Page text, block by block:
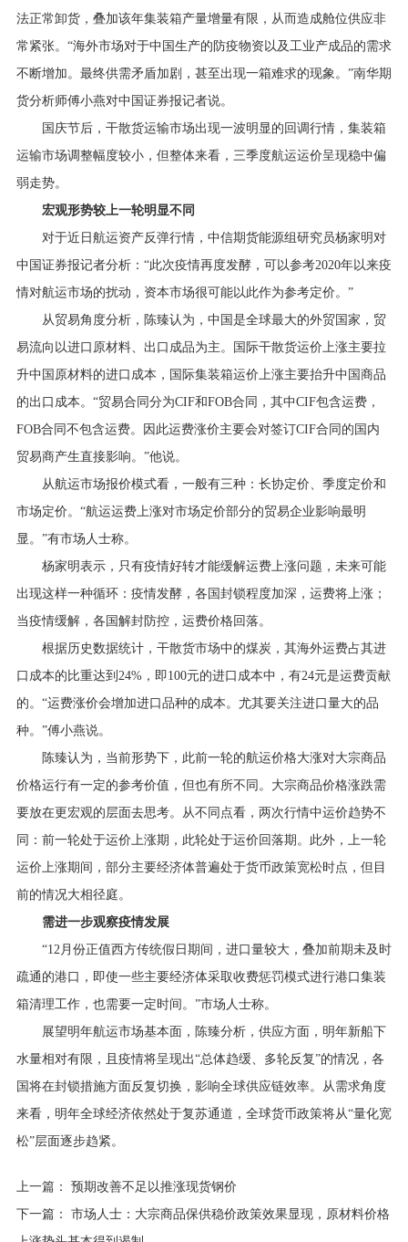
法正常卸货，叠加该年集装箱产量增量有限，从而造成舱位供应非
常紧张。“海外市场对于中国生产的防疫物资以及工业产成品的需求
不断增加。最终供需矛盾加剧，甚至出现一箱难求的现象。”南华期
货分析师傅小燕对中国证券报记者说。
国庆节后，干散货运输市场出现一波明显的回调行情，集装箱
运输市场调整幅度较小，但整体来看，三季度航运运价呈现稳中偏
弱走势。
宏观形势较上一轮明显不同
对于近日航运资产反弹行情，中信期货能源组研究员杨家明对
中国证券报记者分析：“此次疫情再度发酵，可以参考2020年以来疫
情对航运市场的扰动，资本市场很可能以此作为参考定价。”
从贸易角度分析，陈臻认为，中国是全球最大的外贸国家，贸
易流向以进口原材料、出口成品为主。国际干散货运价上涨主要拉
升中国原材料的进口成本，国际集装箱运价上涨主要抬升中国商品
的出口成本。“贸易合同分为CIF和FOB合同，其中CIF包含运费，
FOB合同不包含运费。因此运费涨价主要会对签订CIF合同的国内
贸易商产生直接影响。”他说。
从航运市场报价模式看，一般有三种：长协定价、季度定价和
市场定价。“航运运费上涨对市场定价部分的贸易企业影响最明
显。”有市场人士称。
杨家明表示，只有疫情好转才能缓解运费上涨问题，未来可能
出现这样一种循环：疫情发酵，各国封锁程度加深，运费将上涨；
当疫情缓解，各国解封防控，运费价格回落。
根据历史数据统计，干散货市场中的煤炭，其海外运费占其进
口成本的比重达到24%，即100元的进口成本中，有24元是运费贡献
的。“运费涨价会增加进口品种的成本。尤其要关注进口量大的品
种。”傅小燕说。
陈臻认为，当前形势下，此前一轮的航运价格大涨对大宗商品
价格运行有一定的参考价值，但也有所不同。大宗商品价格涨跌需
要放在更宏观的层面去思考。从不同点看，两次行情中运价趋势不
同：前一轮处于运价上涨期，此轮处于运价回落期。此外，上一轮
运价上涨期间，部分主要经济体普遍处于货币政策宽松时点，但目
前的情况大相径庭。
需进一步观察疫情发展
“12月份正值西方传统假日期间，进口量较大，叠加前期未及时
疏通的港口，即使一些主要经济体采取收费惩罚模式进行港口集装
箱清理工作，也需要一定时间。”市场人士称。
展望明年航运市场基本面，陈臻分析，供应方面，明年新船下
水量相对有限，且疫情将呈现出“总体趋缓、多轮反复”的情况，各
国将在封锁措施方面反复切换，影响全球供应链效率。从需求角度
来看，明年全球经济依然处于复苏通道，全球货币政策将从“量化宽
松”层面逐步趋紧。
上一篇： 预期改善不足以推涨现货钢价
下一篇： 市场人士：大宗商品保供稳价政策效果显现，原材料价格